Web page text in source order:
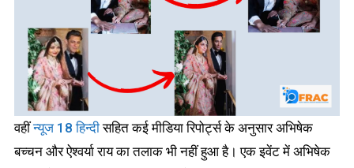
वहींन्यूज 18 हिन्दीसहित कई मीडिया रिपोर्ट्स के अनुसार अभिषेक
बच्चन और ऐश्वर्या राय का तलाक भी नहीं हुआ है। एक इवेंट में अभिषेक